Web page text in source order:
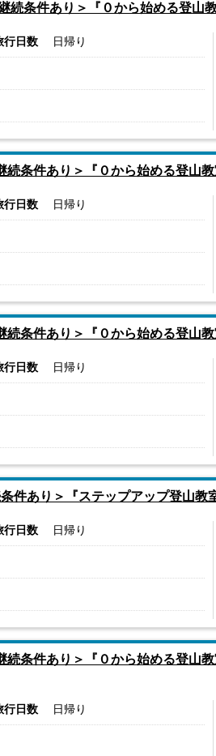
続条件あり＞『０から始める登
行日数 日帰り
続条件あり＞『０から始める登
行日数 日帰り
続条件あり＞『０から始める登
行日数 日帰り
条件あり＞『ステップアップ登
行日数 日帰り
続条件あり＞『０から始める登
行日数 日帰り